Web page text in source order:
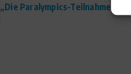
„Die Paralympics-Teilnahme